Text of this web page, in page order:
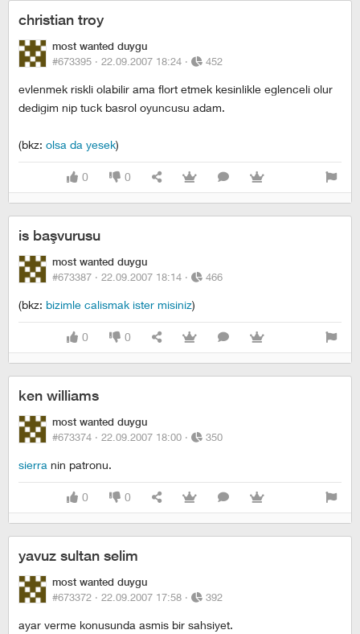
christian troy
most wanted duygu
#673395 · 22.09.2007 18:24 · 452
evlenmek riskli olabilir ama flort etmek kesinlikle eglenceli olur
dedigim nip tuck basrol oyuncusu adam.
(bkz: olsa da yesek)
0 0
is başvurusu
most wanted duygu
#673387 · 22.09.2007 18:14 · 466
(bkz: bizimle calismak ister misiniz)
0 0
ken williams
most wanted duygu
#673374 · 22.09.2007 18:00 · 350
sierra nin patronu.
0 0
yavuz sultan selim
most wanted duygu
#673372 · 22.09.2007 17:58 · 392
ayar verme konusunda asmis bir sahsiyet.